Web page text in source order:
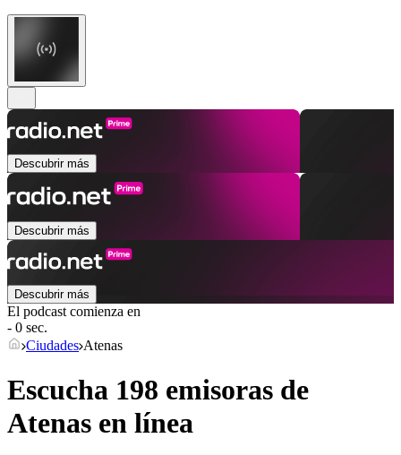
Descubrir más
Descubrir más
Descubrir más
El podcast comienza en
- 0 sec.
Ciudades Atenas
Escucha 198 emisoras de
Atenas en línea